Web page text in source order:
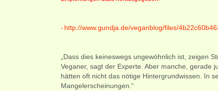
- http://www.gundja.de/veganblog/files/
„Dass dies keineswegs ungewöhnlich ist, zeigen
Veganer, sagt der Experte. Aber manche, gerade
hätten oft nicht das nötige Hintergrundwissen. In
Mangelerscheinungen.“